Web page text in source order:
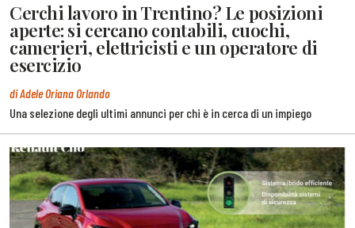
Cerchi lavoro in Trentino? Le posizioni
aperte: si cercano contabili, cuochi,
camerieri, elettricisti e un operatore di
esercizio
di Adele Oriana Orlando
Una selezione degli ultimi annunci per chi è in cerca di un impiego